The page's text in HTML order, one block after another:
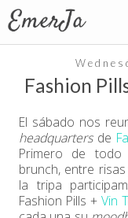
Fashion
El sábado nos
headquartersde
Primero de todo
brunch, entre
la tripa
Fashion Pills + Vin